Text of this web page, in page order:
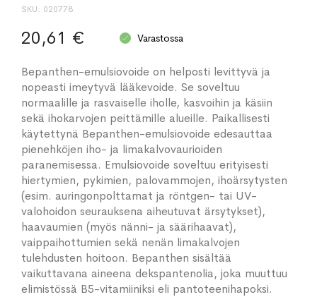
SKU 020778
20,61 € Varastossa
Bepanthen-emulsiovoide on helposti levittyvä ja
nopeasti imeytyvä lääkevoide. Se soveltuu
normaalille ja rasvaiselle iholle, kasvoihin ja käsiin
sekä ihokarvojen peittämille alueille. Paikallisesti
käytettynä Bepanthen-emulsiovoide edesauttaa
pienehköjen iho- ja limakalvovaurioiden
paranemisessa. Emulsiovoide soveltuu erityisesti
hiertymien, pykimien, palovammojen, ihoärsytysten
(esim. auringonpolttamat ja röntgen- tai UV-
valohoidon seurauksena aiheutuvat ärsytykset),
haavaumien (myös nänni- ja säärihaavat),
vaippaihottumien sekä nenän limakalvojen
tulehdusten hoitoon. Bepanthen sisältää
vaikuttavana aineena dekspantenolia, joka muuttuu
elimistössä B5-vitamiiniksi eli pantoteenihapoksi.